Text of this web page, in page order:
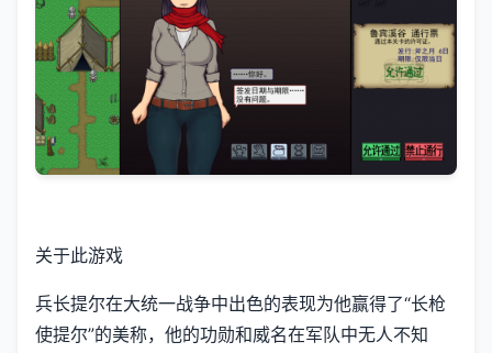
关于此游戏
兵长提尔在大统一战争中出色的表现为他赢得了“长枪
使提尔”的美称，他的功勋和威名在军队中无人不知